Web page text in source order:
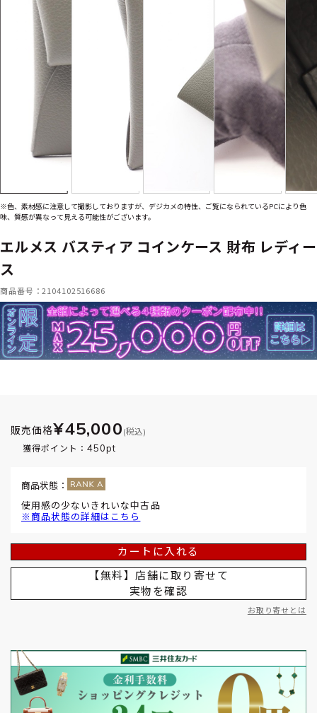
※色、素材感に注意して撮影しておりますが、デジカメの特性、ご覧になられているPCにより色
味、質感が異なって見える可能性がございます。
エルメス バスティア コインケース 財布 レディー
ス
商品番号：2104102516686
販売価格¥45,000 (税込)
獲得ポイント： 450pt
商品状態：
使用感の少ないきれいな中古品
※商品状態の詳細はこちら
カートに入れる
【無料】店舗に取り寄せて
実物を確認
お取り寄せとは